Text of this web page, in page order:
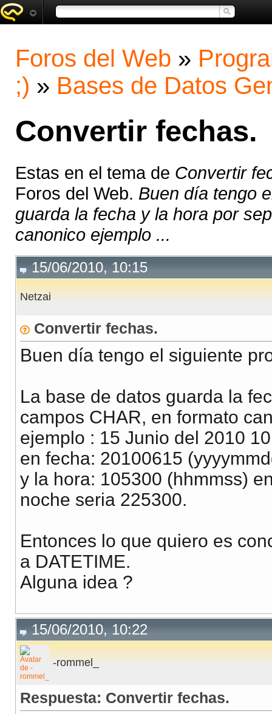
Foros del Web »
;) » Bases de Datos
Convertir fechas.
Estas en el tema de Convertir
Foros del Web. Buen día tengo
guarda la fecha y la hora por
canonico ejemplo ...
15/06/2010, 10:15
Netzai
Convertir fechas.
Buen día tengo el siguiente
La base de datos guarda la
campos CHAR, en formato
ejemplo : 15 Junio del 2010
en fecha: 20100615
y la hora: 105300 (hhmmss)
noche seria 225300.
Entonces lo que quiero es
a DATETIME.
Alguna idea ?
15/06/2010, 10:22
-rommel_
Respuesta: Convertir fechas.